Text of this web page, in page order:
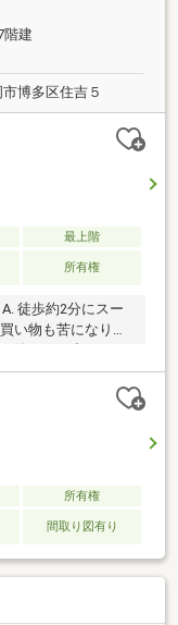
階建
博多区住吉５
最上階
所有権
徒歩約2分にスー
い物も苦になりま
休日のお出かけに
暮らしが叶います
市部にありながら、
などを気にするこ
ライベートタイム
か？A. 2026年2月
新調するリフォー
としたLDKは、明
空間です。
所有権
間取り図有り